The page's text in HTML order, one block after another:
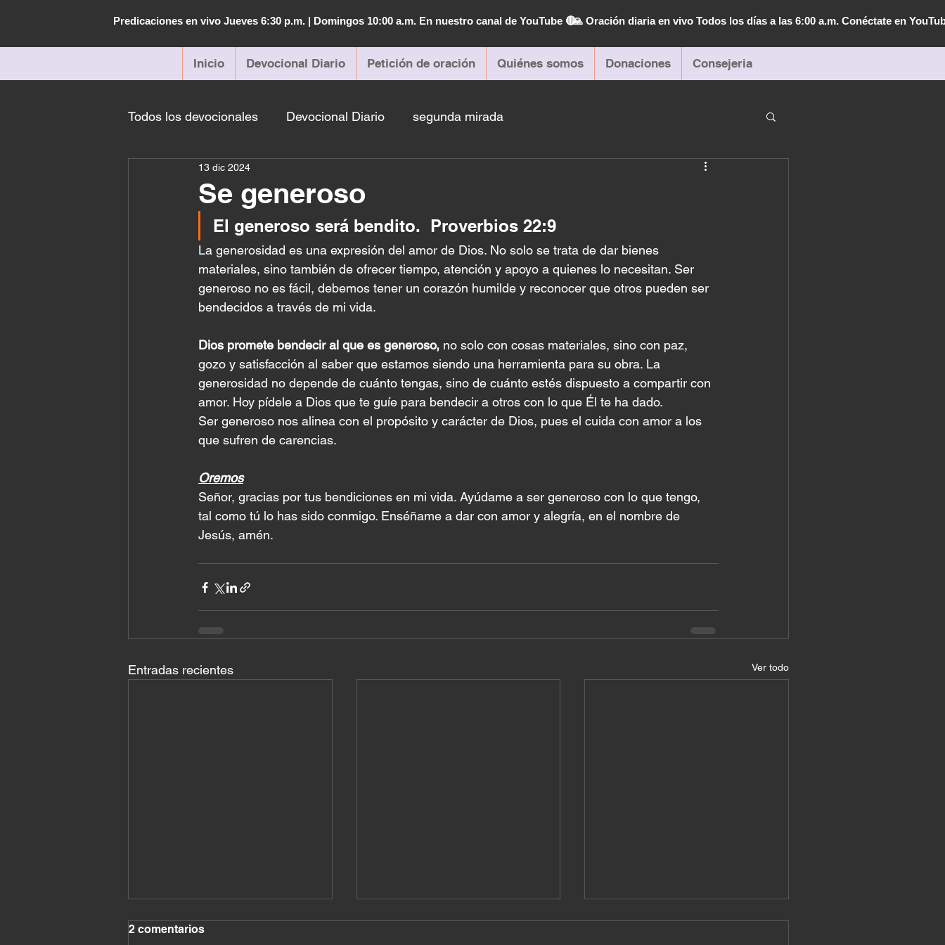
Predicaciones en vivo Jueves 6:30 p.m. | Domingos 10:00 a.m. En nuestro canal de YouTube 🔴🙏 Oración diaria en vivo Todos los días a las 6:00 a.m. Conéctate en
Inicio Devocional Diario Petición de oración Quiénes somos Donaciones Consejeria
Todos los devocionales Devocional Diario segunda mirada
Se generoso
13 dic 2024
El generoso será bendito.  Proverbios 22:9
La generosidad es una expresión del amor de Dios. No solo se trata de dar bienes
materiales, sino también de ofrecer tiempo, atención y apoyo a quienes lo necesitan. Ser
generoso no es fácil, debemos tener un corazón humilde y reconocer que otros pueden ser
bendecidos a través de mi vida.
Dios promete bendecir al que es generoso, no solo con cosas materiales, sino con paz,
gozo y satisfacción al saber que estamos siendo una herramienta para su obra. La
generosidad no depende de cuánto tengas, sino de cuánto estés dispuesto a compartir con
amor. Hoy pídele a Dios que te guíe para bendecir a otros con lo que Él te ha dado.
Ser generoso nos alinea con el propósito y carácter de Dios, pues el cuida con amor a los
que sufren de carencias.
Oremos
Señor, gracias por tus bendiciones en mi vida. Ayúdame a ser generoso con lo que tengo,
tal como tú lo has sido conmigo. Enséñame a dar con amor y alegría, en el nombre de
Jesús, amén.
Entradas recientes Ver todo
2 comentarios